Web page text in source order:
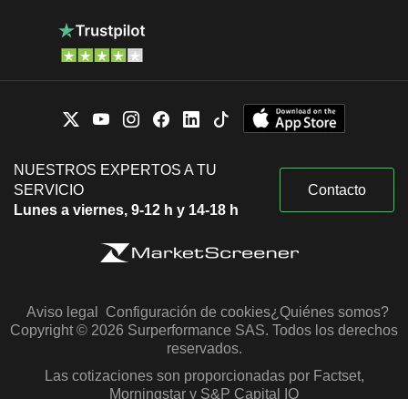
NUESTROS EXPERTOS A TU
SERVICIO
Lunes a viernes, 9-12 h y 14-18 h
Contacto
Aviso legal Configuración de cookies¿Quiénes somos?
Copyright © 2026 Surperformance SAS. Todos los derechos
reservados.
Las cotizaciones son proporcionadas por Factset,
Morningstar y S&P Capital IQ